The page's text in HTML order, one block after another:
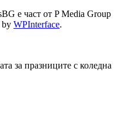
е част от P Media Group
by WPInterface.
за празниците с коледна